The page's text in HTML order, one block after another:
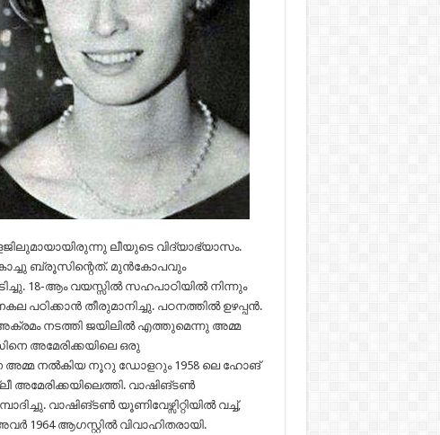
ലീയുടെ വിദ്യാഭ്യാസം.
ബ്രൂസിന്റെത്. മുൻകോപവും
18-ആം വയസ്സിൽ സഹപാഠിയിൽ നിന്നും
പഠിക്കാൻ തീരുമാനിച്ചു. പഠനത്തിൽ ഉഴപ്പൻ.
നടത്തി ജയിലിൽ എത്തുമെന്നു അമ്മ
അമേരിക്കയിലെ ഒരു
അമ്മ നൽകിയ നൂറു ഡോളറും 1958 ലെ ഹോങ്
വാഷിങ്ടൺ
വാഷിങ്ടൺ യൂണിവേഴ്സിറ്റിയിൽ വച്ച്,
1964 ആഗസ്റ്റിൽ വിവാഹിതരായി.